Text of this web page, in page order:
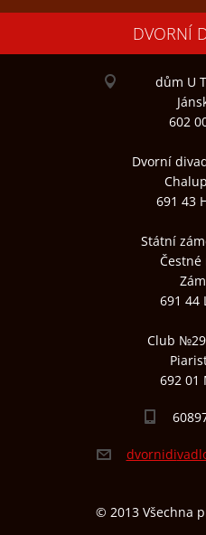
DVORNÍ
dům U
602
Dvorní
691 43
Státní
691 44
Club
692 01
dvornidi
© 2013 Všechna